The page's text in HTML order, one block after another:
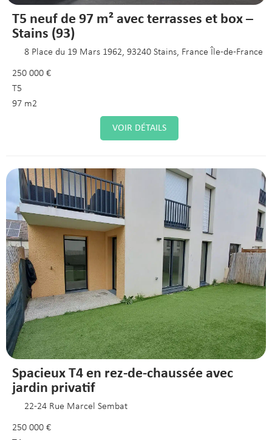
T5 neuf de 97 m² avec terrasses et box –
Stains (93)
8 Place du 19 Mars 1962, 93240 Stains, France Île-de-France
250 000 €
T5
97 m2
VOIR DÉTAILS
Spacieux T4 en rez-de-chaussée avec
jardin privatif
22-24 Rue Marcel Sembat
250 000 €